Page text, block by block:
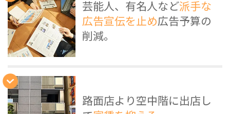
芸能人、有名人など派手な
広告宣伝を止め広告予算の
削減。
路面店より空中階に出店し